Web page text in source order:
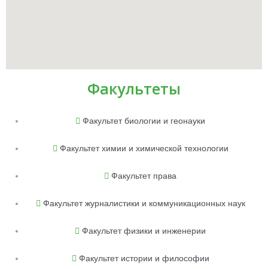
Факультеты
Факультет биологии и геонауки
Факультет химии и химической технологии
Факультет права
Факультет журналистики и коммуникационных наук
Факультет физики и инженерии
Факультет истории и философии